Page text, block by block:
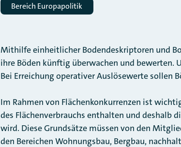
Bereich Europapolitik
Mithilfe einheitlicher Bodendeskriptoren und
ihre Böden künftig überwachen und bewerten.
Bei Erreichung operativer Auslösewerte sollen
Im Rahmen von Flächenkonkurrenzen ist
des Flächenverbrauchs enthalten und deshalb
wird. Diese Grundsätze müssen von den
den Bereichen Wohnungsbau, Bergbau,